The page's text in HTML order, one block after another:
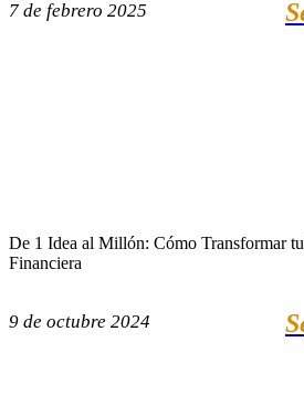
7 de febrero 2025
De 1 Idea al Millón: Cómo Transformar
Financiera
9 de octubre 2024